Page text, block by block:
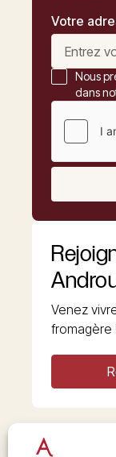
Votre
Nous
dans
Venez
fromagère